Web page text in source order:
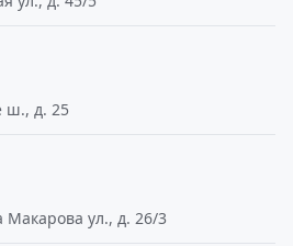
ш., д. 25
ул., д. 26/3